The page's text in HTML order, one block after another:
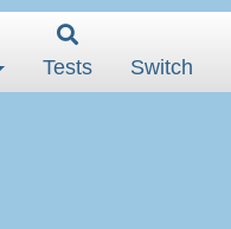
Tests Switch